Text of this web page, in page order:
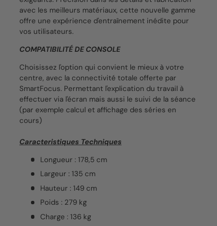
avec les meilleurs matériaux, cette nouvelle gamme
offre une expérience d'entraînement inédite pour
vos utilisateurs.
COMPATIBILITÉ DE CONSOLE
Choisissez l'option qui convient le mieux à votre
centre, avec la connectivité totale offerte par
SmartFocus. Permettant l'explication du travail à
effectuer via l'écran mais aussi le suivi de la séance
(par exemple calcul et affichage des séries en
cours)
Caracteristiques Techniques
Longueur : 178,5 cm
Largeur : 135 cm
Hauteur : 149 cm
Poids : 279 kg
Charge : 136 kg